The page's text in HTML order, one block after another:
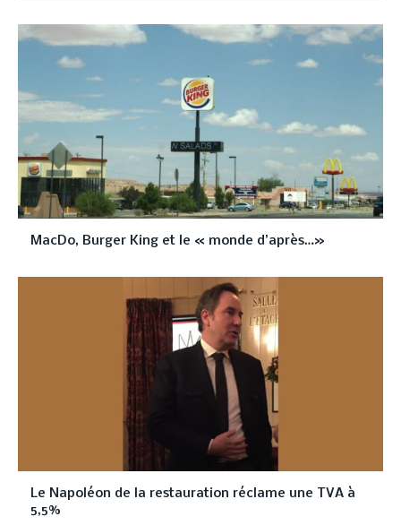
MacDo, Burger King et le « monde d’après…»
Le Napoléon de la restauration réclame une TVA à
5,5%